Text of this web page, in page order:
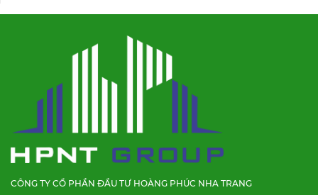
CÔNG TY CỔ PHẦN ĐẦU TƯ HOÀNG PHÚC NHA TRANG